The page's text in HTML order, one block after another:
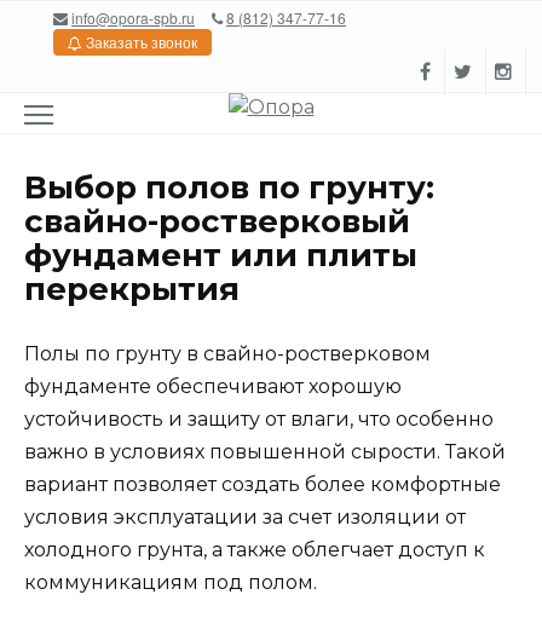
Перейтиinfo@opora-spb.ru
8 (812) 347-77-16
Заказать звонок
Выбор полов по грунту:
свайно-ростверковый
фундамент или плиты
перекрытия
Полы по грунту в свайно-ростверковом
фундаменте обеспечивают хорошую
устойчивость и защиту от влаги, что особенно
важно в условиях повышенной сырости. Такой
вариант позволяет создать более комфортные
условия эксплуатации за счет изоляции от
холодного грунта, а также облегчает доступ к
коммуникациям под полом.